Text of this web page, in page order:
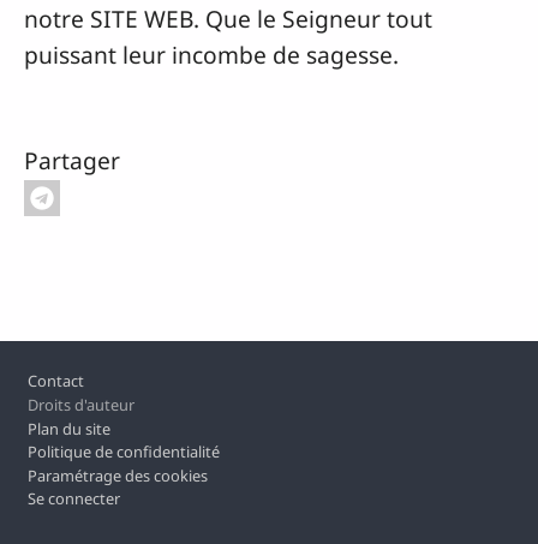
notre SITE WEB. Que le Seigneur tout
puissant leur incombe de sagesse.
Partager
Pied de page
Contact
Droits d'auteur
Plan du site
Politique de confidentialité
Paramétrage des cookies
Se connecter